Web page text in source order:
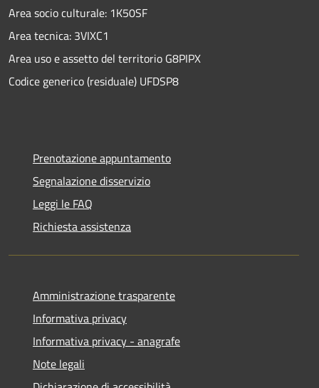
Area socio culturale: 1K50SF
Area tecnica: 3VIXC1
Area uso e assetto del territorio G8PIPX
Codice generico (residuale) UFDSP8
Prenotazione appuntamento
Segnalazione disservizio
Leggi le FAQ
Richiesta assistenza
Amministrazione trasparente
Informativa privacy
Informativa privacy - anagrafe
Note legali